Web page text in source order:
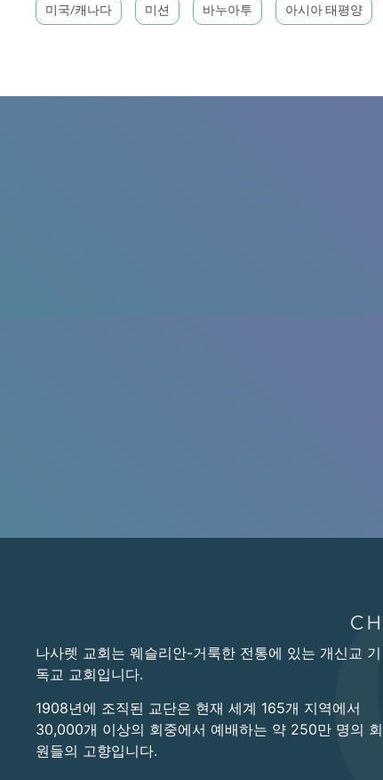
미국/캐나다 미션 바누아투 아시아 태평양
나사렛 교회는 웨슬리안-거룩한 전통에 있는 개신교 기
독교 교회입니다.
1908년에 조직된 교단은 현재 세계 165개 지역에서
30,000개 이상의 회중에서 예배하는 약 250만 명의 회
원들의 고향입니다.